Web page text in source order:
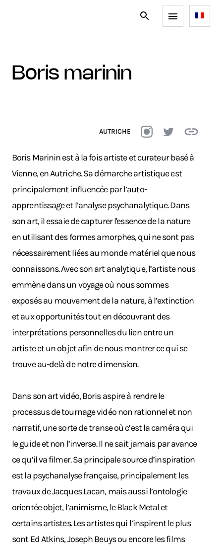
boris marinin
AUTRICHE
Boris Marinin est à la fois artiste et curateur basé à
Vienne, en Autriche. Sa démarche artistique est
principalement influencée par l’auto-
apprentissage et l’analyse psychanalytique. Dans
son art, il essaie de capturer l'essence de la nature
en utilisant des formes amorphes, qui ne sont pas
nécessairement liées au monde matériel que nous
connaissons. Avec son art analytique, l’artiste nous
emmène dans un voyage où nous sommes
exposés au mouvement de la nature, à l’extinction
et aux opportunités tout en découvrant des
interprétations personnelles du lien entre un
artiste et un objet afin de nous montrer ce qui se
trouve au-delà de notre dimension.
Dans son art vidéo, Boris aspire à rendre le
processus de tournage vidéo non rationnel et non
narratif, une sorte de transe où c’est la caméra qui
le guide et non l’inverse. Il ne sait jamais par avance
ce qu’il va filmer. Sa principale source d’inspiration
est la psychanalyse française, principalement les
travaux de Jacques Lacan, mais aussi l’ontologie
orientée objet, l’animisme, le Black Metal et
certains artistes. Les artistes qui l’inspirent le plus
sont Ed Atkins, Joseph Beuys ou encore les films